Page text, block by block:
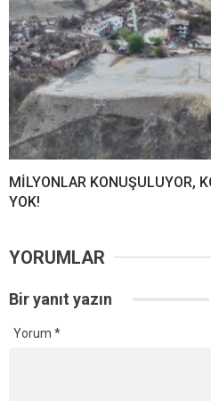
MİLYONLAR KONUŞULUYOR,
YOK!
YORUMLAR
Bir yanıt yazın
Yorum *